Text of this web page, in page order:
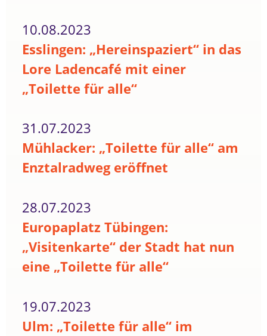
10.08.2023
Esslingen: „Hereinspaziert“ in das
Lore Ladencafé mit einer
„Toilette für alle“
31.07.2023
Mühlacker: „Toilette für alle“ am
Enztalradweg eröffnet
28.07.2023
Europaplatz Tübingen:
„Visitenkarte“ der Stadt hat nun
eine „Toilette für alle“
19.07.2023
Ulm: „Toilette für alle“ im